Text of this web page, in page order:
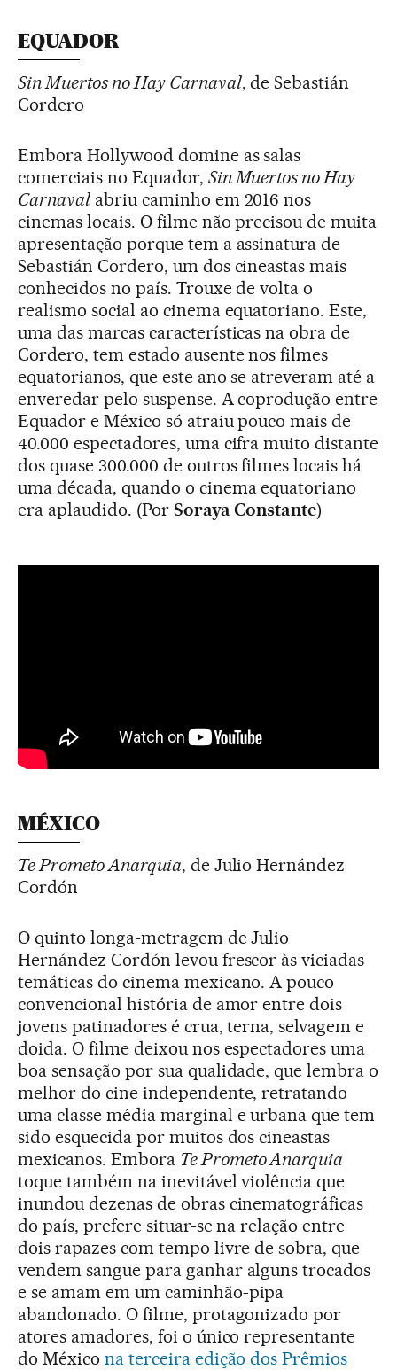
EQUADOR
Sin Muertos no Hay Carnaval, de Sebastián
Cordero
Embora Hollywood domine as salas
comerciais no Equador, Sin Muertos no Hay
Carnavalabriu caminho em 2016 nos
cinemas locais. O filme não precisou de muita
apresentação porque tem a assinatura de
Sebastián Cordero, um dos cineastas mais
conhecidos no país. Trouxe de volta o
realismo social ao cinema equatoriano. Este,
uma das marcas características na obra de
Cordero, tem estado ausente nos filmes
equatorianos, que este ano se atreveram até a
enveredar pelo suspense. A coprodução entre
Equador e México só atraiu pouco mais de
40.000 espectadores, uma cifra muito distante
dos quase 300.000 de outros filmes locais há
uma década, quando o cinema equatoriano
era aplaudido. (Por Soraya Constante)
MÉXICO
Te Prometo Anarquia, de Julio Hernández
Cordón
O quinto longa-metragem de Julio
Hernández Cordón levou frescor às viciadas
temáticas do cinema mexicano. A pouco
convencional história de amor entre dois
jovens patinadores é crua, terna, selvagem e
doida. O filme deixou nos espectadores uma
boa sensação por sua qualidade, que lembra o
melhor do cine independente, retratando
uma classe média marginal e urbana que tem
sido esquecida por muitos dos cineastas
mexicanos. Embora Te Prometo Anarquia
toque também na inevitável violência que
inundou dezenas de obras cinematográficas
do país, prefere situar-se na relação entre
dois rapazes com tempo livre de sobra, que
vendem sangue para ganhar alguns trocados
e se amam em um caminhão-pipa
abandonado. O filme, protagonizado por
atores amadores, foi o único representante
do México na terceira edição dos Prêmios